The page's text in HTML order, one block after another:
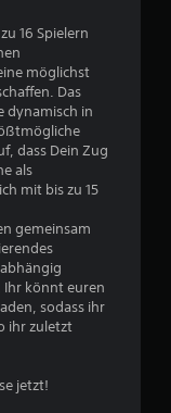
16 Spielern
möglichst
Das
dynamisch in
dass Dein Zug
als
mit bis zu 15
gemeinsam
Ihr könnt euren
sodass ihr
ihr zuletzt
jetzt!